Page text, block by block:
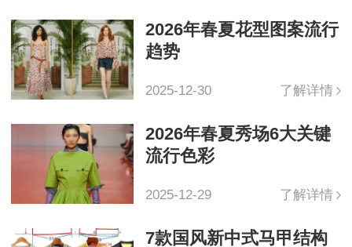
2026年春夏花型图案流行
趋势
2025-12-30 了解详情
2026年春夏秀场6大关键
流行色彩
2025-12-29 了解详情
7款国风新中式马甲结构